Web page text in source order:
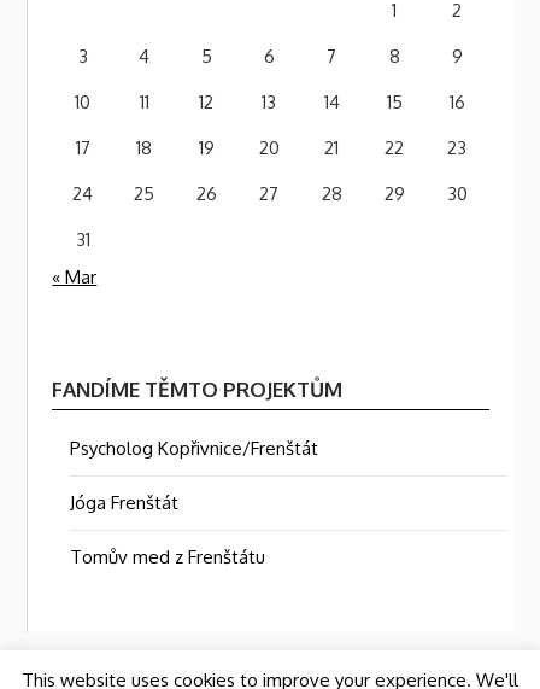
1
2
3
4 5 6 7 8
9
10
11 12 13 14 15
16
17
18 19 20 21 22
23
24
25 26 27 28 29
30
31
« Mar
FANDÍME TĚMTO PROJEKTŮM
Psycholog Kopřivnice/Frenštát
Jóga Frenštát
Tomův med z Frenštátu
This website uses cookies to improve your experience. We'll